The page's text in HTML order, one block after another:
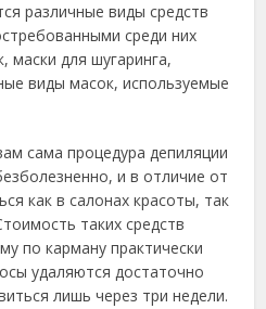
различные виды средств
среди них
маски для шугаринга,
виды масок, используемые
сама процедура депиляции
и в отличие от
как в салонах красоты, так
таких средств
по карману практически
удаляются достаточно
лишь через три недели.